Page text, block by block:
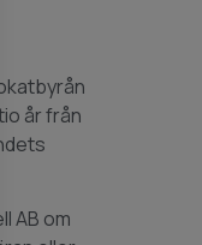
år från
AB om